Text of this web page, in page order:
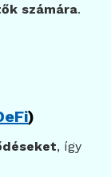
számára.
)
, így